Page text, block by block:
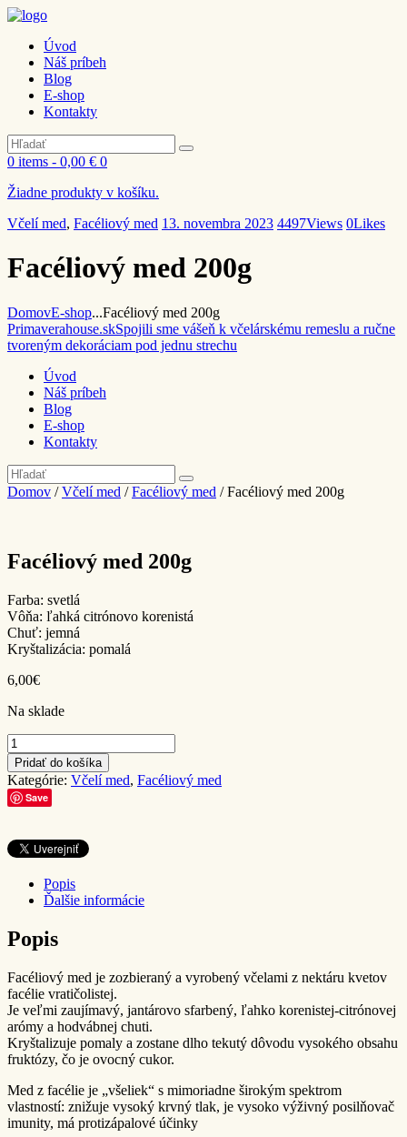
Úvod
Náš príbeh
Blog
E-shop
Kontakty
0 items - 0,00 € 0
Žiadne produkty v košíku.
Včelí med, Facéliový med 13. novembra 2023 4497Views 0Likes
Facéliový med 200g
DomovE-shop...Facéliový med 200g
Primaverahouse.skSpojili sme vášeň k včelárskému remeslu a ručne
tvoreným dekoráciam pod jednu strechu
Úvod
Náš príbeh
Blog
E-shop
Kontakty
Domov /Včelí med /Facéliový med / Facéliový med 200g
Facéliový med 200g
Farba: svetlá
Vôňa: ľahká citrónovo korenistá
Chuť: jemná
Kryštalizácia: pomalá
6,00€
Na sklade
Množstvo
Pridať do košíka
Kategórie: Včelí med, Facéliový med
Save
Popis
Ďalšie informácie
Popis
Facéliový med je zozbieraný a vyrobený včelami z nektáru kvetov
facélie vratičolistej.
Je veľmi zaujímavý, jantárovo sfarbený, ľahko korenistej-citrónovej
arómy a hodvábnej chuti.
Kryštalizuje pomaly a zostane dlho tekutý dôvodu vysokého obsahu
fruktózy, čo je ovocný cukor.
Med z facélie je „všeliek“ s mimoriadne širokým spektrom
vlastností: znižuje vysoký krvný tlak, je vysoko výživný posilňovač
imunity, má protizápalové účinky